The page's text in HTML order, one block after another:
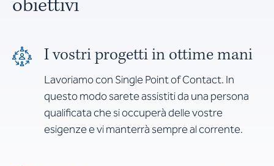
obiettivi
I vostri progetti in ottime mani
Lavoriamo con Single Point of Contact. In
questo modo sarete assistiti da una persona
qualificata che si occuperà delle vostre
esigenze e vi manterrà sempre al corrente.